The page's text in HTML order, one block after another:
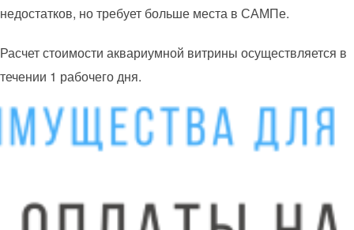
недостатков, но требует больше места в САМПе.
Расчет стоимости аквариумной витрины осуществляется в
течении 1 рабочего дня.